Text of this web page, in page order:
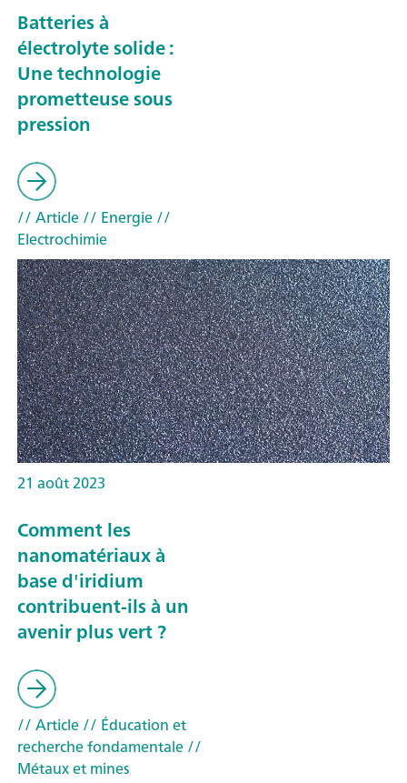
Batteries à
électrolyte solide :
Une technologie
prometteuse sous
pression
// Article// Energie//
Electrochimie
21 août 2023
Comment les
nanomatériaux à
base d'iridium
contribuent-ils à un
avenir plus vert ?
// Article// Éducation et
recherche fondamentale//
Métaux et mines